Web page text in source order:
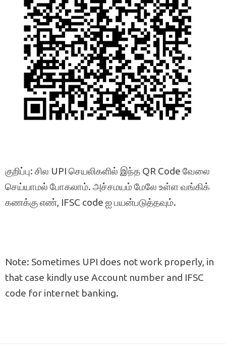
குறிப்பு: சில UPI செயலிகளில் இந்த QR Code வேலை
செய்யாமல் போகலாம். அச்சமயம் மேலே உள்ள வங்கிக்
கணக்கு எண், IFSC code ஐ பயன்படுத்தவும்.
Note: Sometimes UPI does not work properly, in
that case kindly use Account number and IFSC
code for internet banking.